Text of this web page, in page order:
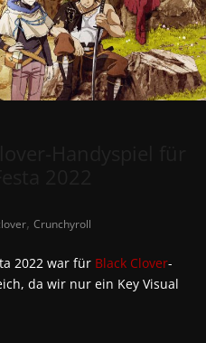
, Crunchyroll
2022 war für Black Clover-
da wir nur ein Key Visual